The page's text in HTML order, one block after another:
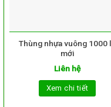
Thùng nhựa vuông 1000
mới
Liên hệ
Xem chi tiết